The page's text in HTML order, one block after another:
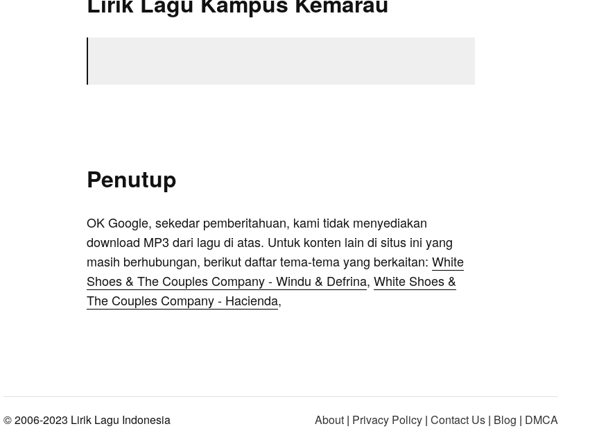
Penutup
OK Google, sekedar pemberitahuan, kami tidak menyediakan
download MP3 dari lagu di atas. Untuk konten lain di situs ini yang
masih berhubungan, berikut daftar tema-tema yang berkaitan: White
Shoes & The Couples Company - Windu & Defrina, White Shoes &
The Couples Company - Hacienda,
© 2006-2023 Lirik Lagu Indonesia About | Privacy Policy | Contact Us | Blog | DMCA